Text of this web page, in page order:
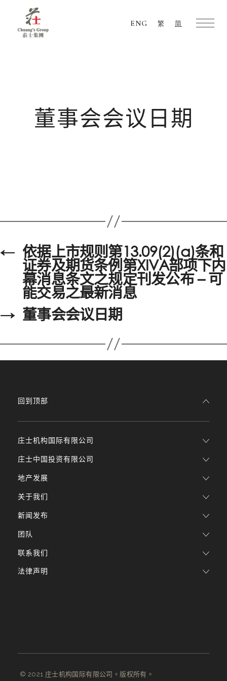
ENG 繁 简
董事会会议日期
← 依据上市规则第13.09(2)(a)条和
证券及期货条例第XIVA部项下内
幕消息条文之规定刊发公布 – 可
能交易之最新消息
→ 董事会会议日期
庄士机构国际有限公司
庄士中国投资有限公司
地产发展
关于我们
新闻发布
团队
回到顶部
联系我们
法律声明
© 2021 庄士机构国际有限公司。版权所有。